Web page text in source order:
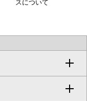
スについて